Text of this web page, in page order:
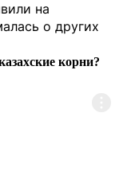
на
о других
корни?